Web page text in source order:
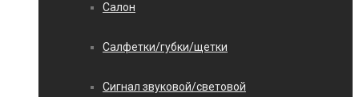
Салон
Салфетки/губки/щетки
Сигнал звуковой/световой